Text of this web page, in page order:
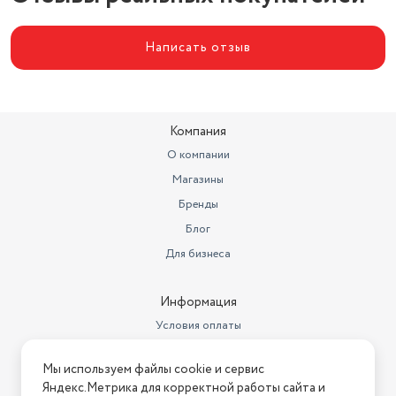
Управление
механическое
Габариты (ШхВхГ)
48x64.8x29 см
Написать отзыв
Компания
О компании
Магазины
Бренды
Блог
Для бизнеса
Информация
Условия оплаты
Условия возврата
Мы используем файлы cookie и сервис
Яндекс.Метрика для корректной работы сайта и